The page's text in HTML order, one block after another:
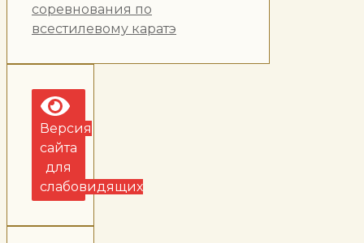
соревнования по
всестилевому каратэ
Версия
сайта
для
слабовидящих